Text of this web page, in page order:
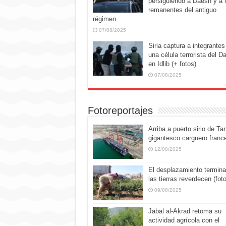
remanentes del antiguo
régimen
07/08/2025
Siria captura a integrantes
una célula terrorista del
en Idlib (+ fotos)
07/08/2025
Fotoreportajes
Arriba a puerto sirio de
gigantesco carguero
12/08/2025
El desplazamiento
las tierras reverdecen
09/08/2025
Jabal al-Akrad retoma su
actividad agrícola con el